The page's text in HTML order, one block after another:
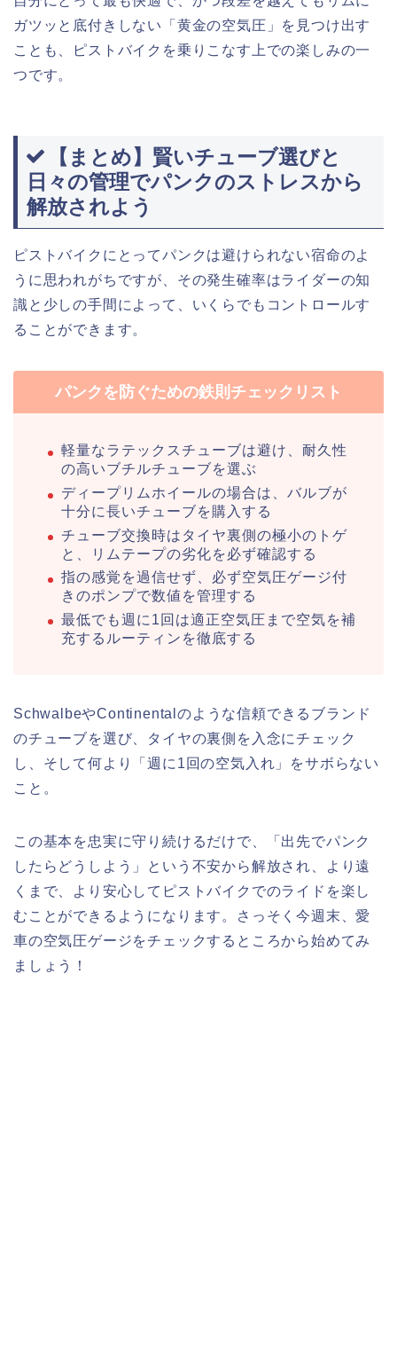
ガツッと底付きしない「黄金の空気圧」を見つけ出す
ことも、ピストバイクを乗りこなす上での楽しみの一
つです。
【まとめ】賢いチューブ選びと
日々の管理でパンクのストレスから
解放されよう
ピストバイクにとってパンクは避けられない宿命のよ
うに思われがちですが、その発生確率はライダーの知
識と少しの手間によって、いくらでもコントロールす
ることができます。
パンクを防ぐための鉄則チェックリスト
軽量なラテックスチューブは避け、耐久性
の高いブチルチューブを選ぶ
ディープリムホイールの場合は、バルブが
十分に長いチューブを購入する
チューブ交換時はタイヤ裏側の極小のトゲ
と、リムテープの劣化を必ず確認する
指の感覚を過信せず、必ず空気圧ゲージ付
きのポンプで数値を管理する
最低でも週に1回は適正空気圧まで空気を補
充するルーティンを徹底する
SchwalbeやContinentalのような信頼できるブランド
のチューブを選び、タイヤの裏側を入念にチェック
し、そして何より「週に1回の空気入れ」をサボらない
こと。
この基本を忠実に守り続けるだけで、「出先でパンク
したらどうしよう」という不安から解放され、より遠
くまで、より安心してピストバイクでのライドを楽し
むことができるようになります。さっそく今週末、愛
車の空気圧ゲージをチェックするところから始めてみ
ましょう！